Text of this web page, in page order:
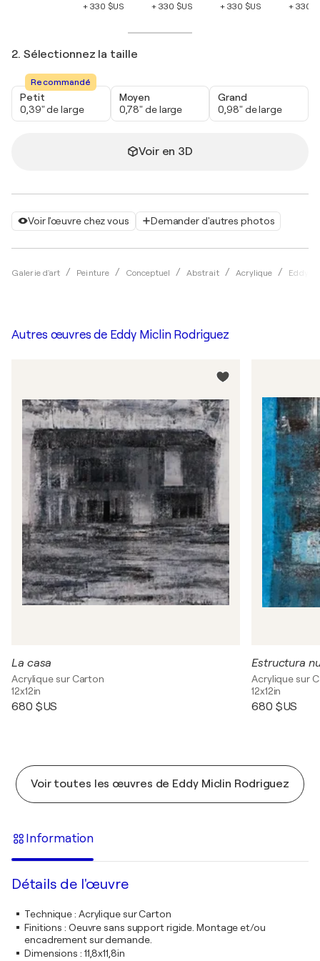
Voir l'œuvre chez vous Demander d'autres photos
Galerie d'art Peinture Conceptuel Abstrait Acrylique Eddy
+ 330 $US
+ 330 $US
+ 330 $US
+ 330
2. Sélectionnez la taille
Recommandé
Petit
0,39" de large
Moyen
0,78" de large
Grand
0,98" de large
Voir en 3D
Autres œuvres de Eddy Miclin Rodriguez
La casa
Acrylique sur Carton
12x12in
680 $US
Estructura
Acrylique sur
12x12in
680 $US
Voir toutes les œuvres de Eddy Miclin Rodriguez
Information
Détails de l'œuvre
Technique: Acrylique sur Carton
Finitions : Oeuvre sans support rigide. Montage et/ou
encadrement sur demande.
Dimensions : 11,8x11,8in